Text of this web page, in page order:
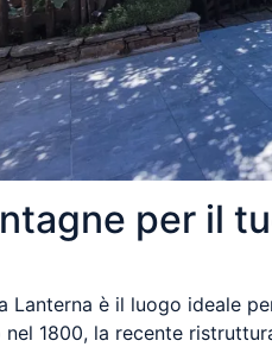
per il
Lanterna è il luogo ideale
1800, la recente